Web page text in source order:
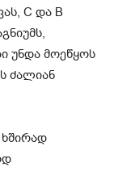
C და B
უნდა მოეწყოს
ძალიან